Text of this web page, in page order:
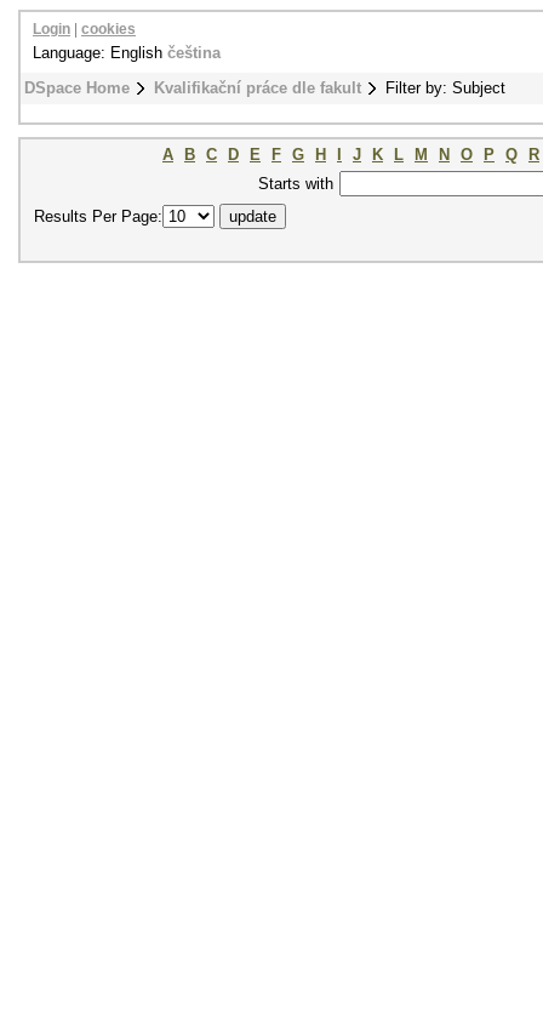
DSpace Home Kvalifikační práce dle fakult Filter by: Subject
Login cookies
Language: English čeština
A B C D E F G H J K L M N O P Q
R
Starts with
Results Per Page: